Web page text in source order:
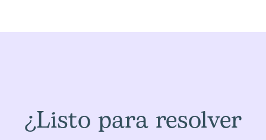
¿Listo para resolver